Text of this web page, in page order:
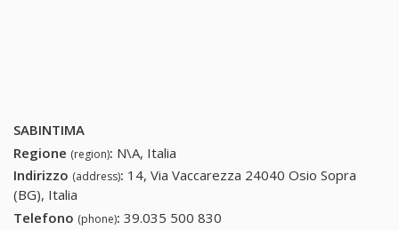
SABINTIMA
Regione (region): N\A, Italia
Indirizzo (address): 14, Via Vaccarezza 24040 Osio Sopra
(BG), Italia
Telefono (phone): 39.035 500 830